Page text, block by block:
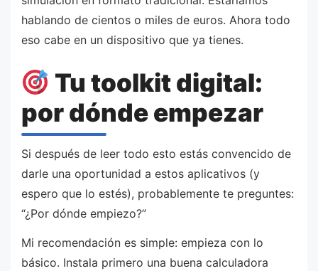
hablando de cientos o miles de euros. Ahora todo
eso cabe en un dispositivo que ya tienes.
Tu toolkit digital:
por dónde empezar
Si después de leer todo esto estás convencido de
darle una oportunidad a estos aplicativos (y
espero que lo estés), probablemente te preguntes:
“¿Por dónde empiezo?”
Mi recomendación es simple: empieza con lo
básico. Instala primero una buena calculadora